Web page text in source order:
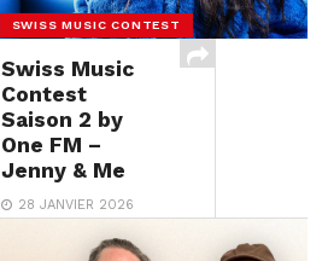
SWISS MUSIC CONTEST
Swiss Music
Contest
Saison 2 by
One FM –
Jenny & Me
28 JANVIER 2026